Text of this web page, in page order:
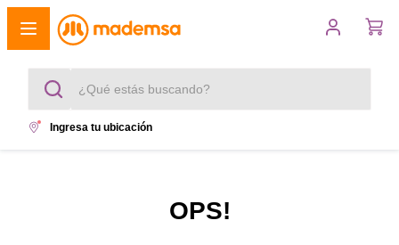
¿Qué estás buscando?
Ingresa tu ubicación
OPS!